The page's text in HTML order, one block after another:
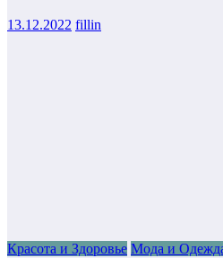
13.12.2022 fillin
Красота и Здоровье Мода и